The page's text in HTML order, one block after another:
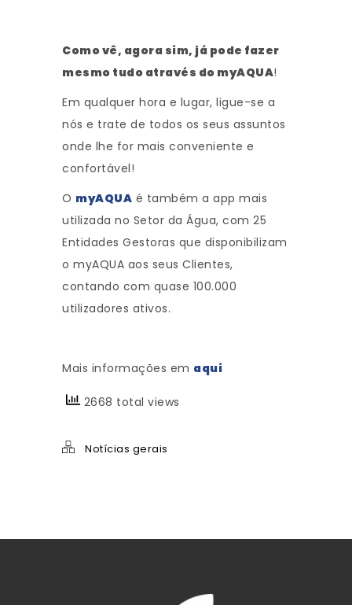
Como vê, agora sim, já pode fazer
mesmo tudo através do myAQUA!
Em qualquer hora e lugar, ligue-se a
nós e trate de todos os seus assuntos
onde lhe for mais conveniente e
confortável!
O myAQUA é também a app mais
utilizada no Setor da Água, com 25
Entidades Gestoras que disponibilizam
o myAQUA aos seus Clientes,
contando com quase 100.000
utilizadores ativos.
Mais informações em aqui
2668 total views
Notícias gerais